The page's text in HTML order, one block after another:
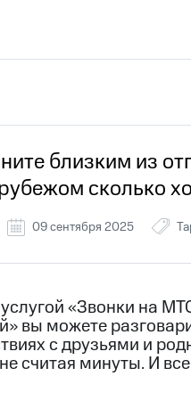
ТВ
МТС
Деньги
МТС
Тарифы
МТС
Акции
30%
близким из
сколько
09 сентября 2025
«Звонки на
вы можете
с друзьями и
считая минуты. И